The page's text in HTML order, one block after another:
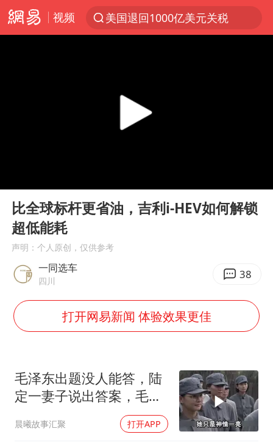
视频
美国退回1000亿美元关税
台风白海豚可能在浙江登陆
38岁山东财大教授刘海明逝世
《Monica》填词人黎彼得去世
谷歌首席科学家Jeff Dean离职创业
人贩子“梅姨”真实姓名曝光
如何把百年大党建设得更加坚强有力
多专业取消艺考 文化工作者要有文化
“银行午休1.5小时”留个窗口行不行
41岁女子为鼓励女儿考上985研究生
Play
比全球标杆更省油，吉利i-HEV如何解锁
超低能耗
声明：个人原创，仅供参考
一同选车
四川 38
打开网易新闻 体验效果更佳
毛泽东出题没人能答，陆
定一妻子说出答案，毛主
晨曦故事汇聚 打开APP